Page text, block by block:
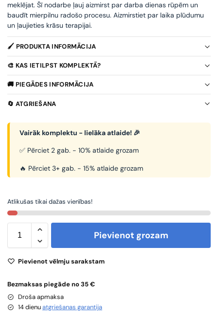
meklējat. Šī nodarbe ļauj aizmirst par darba dienas rūpēm un
baudīt mierpilnu radošo procesu. Aizmirstiet par laika plūdumu
un ļaujieties krāsu terapijai.
🖌️ PRODUKTA INFORMĀCIJA
🎨 KAS IETILPST KOMPLEKTĀ?
🚚 PIEGĀDES INFORMĀCIJA
🔄 ATGRIEŠANA
Vairāk komplektu - lielāka atlaide! 🎉
✅ Pērciet 2 gab. - 10% atlaide grozam
🔥 Pērciet 3+ gab. - 15% atlaide grozam
Atlikušas tikai dažas vienības!
Pievienot grozam
Pievienot vēlmju sarakstam
Bezmaksas piegāde no 35 €
Droša apmaksa
14 dienuatgriešanas garantija